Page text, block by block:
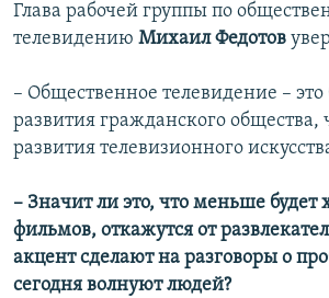
Глава рабочей группы по
телевидению Михаил Федотов
– Общественное телевидение –
развития гражданского общества,
развития телевизионного
– Значит ли это, что меньше будет
фильмов, откажутся от
акцент сделают на разговоры о
сегодня волнуют людей?